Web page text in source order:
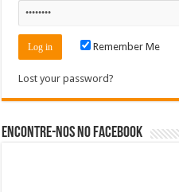
Remember Me
Lost your password?
Encontre-nos no Facebook